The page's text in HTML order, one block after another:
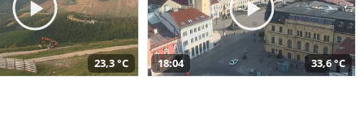
23,3 °C 18:04 33,6 °C